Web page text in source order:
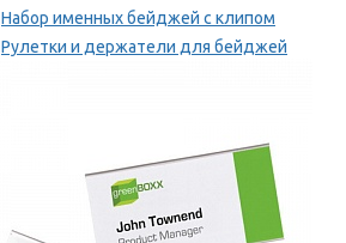
Набор именных бейджей с клипом
Рулетки и держатели для бейджей